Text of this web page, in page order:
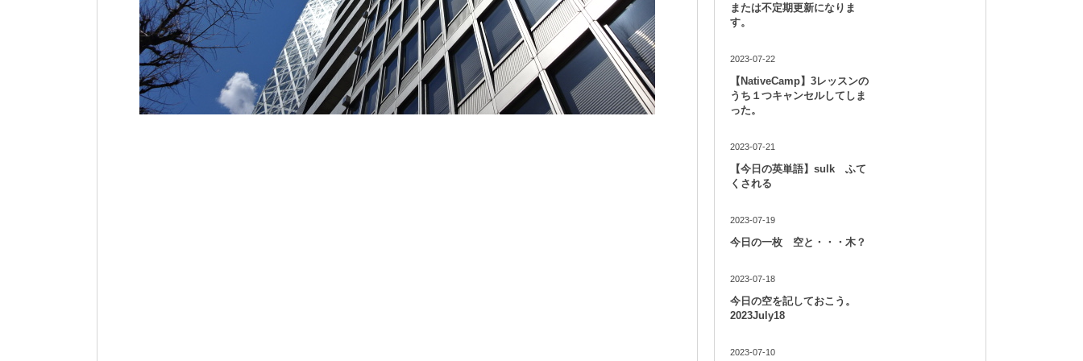
または不定期更新になりま
す。
2023-07-22
【NativeCamp】3レッスンの
うち１つキャンセルしてしま
った。
2023-07-21
【今日の英単語】sulk ふて
くされる
2023-07-19
今日の一枚 空と・・・木？
2023-07-18
今日の空を記しておこう。
2023July18
2023-07-10